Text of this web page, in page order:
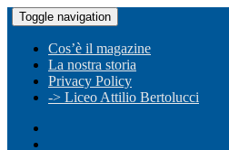
Toggle navigation
Cos’è il magazine
La nostra storia
Privacy Policy
-> Liceo Attilio Bertolucci